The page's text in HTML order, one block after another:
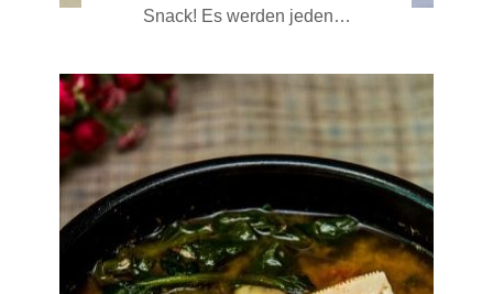
Snack! Es werden jeden…